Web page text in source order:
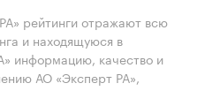
рейтинги отражают всю
и находящуюся в
информацию, качество и
АО «Эксперт РА»,